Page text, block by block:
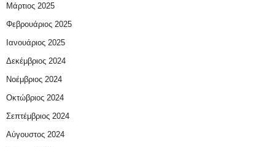
Μάρτιος 2025
Φεβρουάριος 2025
Ιανουάριος 2025
Δεκέμβριος 2024
Νοέμβριος 2024
Οκτώβριος 2024
Σεπτέμβριος 2024
Αύγουστος 2024